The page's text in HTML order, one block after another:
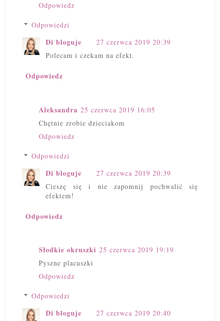
Odpowiedz
Odpowiedzi
Di bloguje
27 czerwca 2019 20:39
Polecam i czekam na efekt.
Odpowiedz
Aleksandra 25 czerwca 2019 16:05
Chętnie zrobie dzieciakom
Odpowiedz
Odpowiedzi
Di bloguje
27 czerwca 2019 20:39
Cieszę się i nie zapomnij pochwalić się
efektem!
Odpowiedz
Słodkie okruszki 25 czerwca 2019 19:19
Pyszne placuszki
Odpowiedz
Odpowiedzi
Di bloguje
27 czerwca 2019 20:40